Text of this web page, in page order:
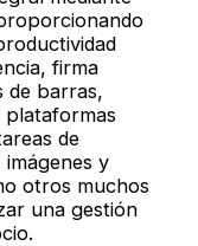
firma
de barras,
plataformas
de
y
otros muchos
una gestión